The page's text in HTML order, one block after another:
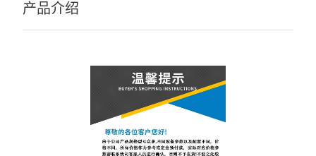
产品介绍